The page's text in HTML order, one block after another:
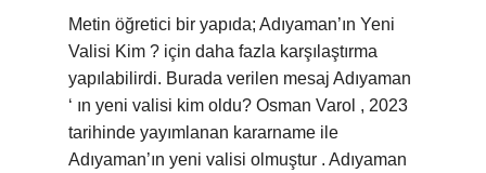
Metin öğretici bir yapıda; Adıyaman’ın Yeni
Valisi Kim ? için daha fazla karşılaştırma
yapılabilirdi. Burada verilen mesaj Adıyaman
‘ ın yeni valisi kim oldu? Osman Varol , 2023
tarihinde yayımlanan kararname ile
Adıyaman’ın yeni valisi olmuştur . Adıyaman